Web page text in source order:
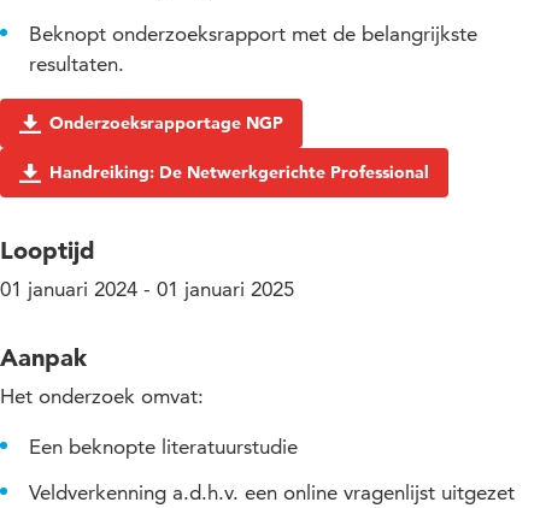
Beknopt onderzoeksrapport met de belangrijkste
resultaten.
Onderzoeksrapportage NGP
Handreiking: De Netwerkgerichte Professional
Looptijd
01 januari 2024 - 01 januari 2025
Aanpak
Het onderzoek omvat:
Een beknopte literatuurstudie
Veldverkenning a.d.h.v. een online vragenlijst uitgezet